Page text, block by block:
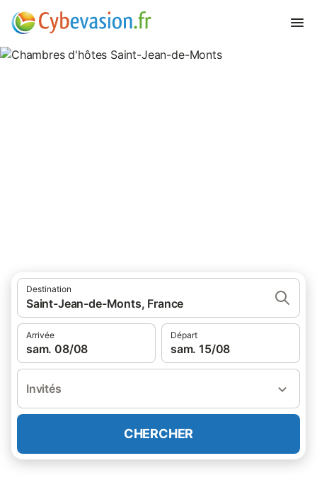
Destination
Saint-Jean-de-Monts, France
Arrivée
sam. 08/08
Départ
sam. 15/08
Invités
CHERCHER